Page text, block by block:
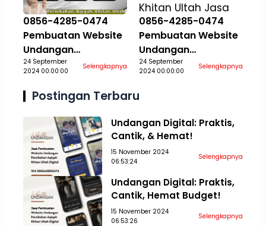
0856-4285-0474
Pembuatan Website
Undangan
Pernikahan Aqiqah
Aceh Tamiang
24 September
2024 00:00:00
Selengkapnya
0856-4285-0474
Pembuatan Website
Undangan
Pernikahan Aqiqah
Aceh Tengah
24 September
2024 00:00:00
Selengkapnya
Postingan Terbaru
Undangan Digital: Praktis,
Cantik, & Hemat!
15 November 2024
06:53:24
Selengkapnya
Undangan Digital: Praktis,
Cantik, Hemat Budget!
15 November 2024
06:53:26
Selengkapnya